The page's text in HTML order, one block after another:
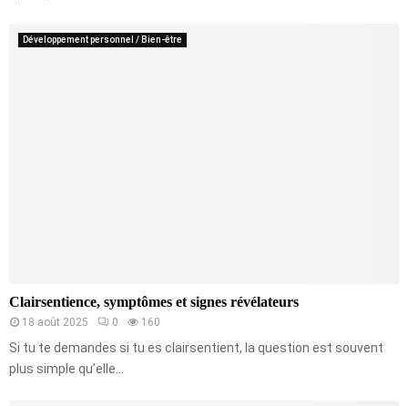
Développement personnel / Bien-être
Clairsentience, symptômes et signes révélateurs
18 août 2025 0 160
Si tu te demandes si tu es clairsentient, la question est souvent
plus simple qu’elle...